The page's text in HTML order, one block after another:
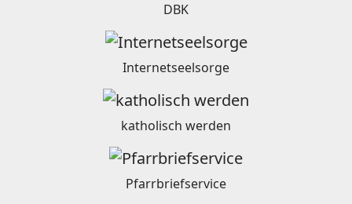
DBK
Internetseelsorge
katholisch werden
Pfarrbriefservice